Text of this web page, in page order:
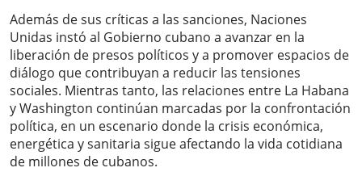
Además de sus críticas a las sanciones, Naciones
Unidas instó al Gobierno cubano a avanzar en la
liberación de presos políticos y a promover espacios de
diálogo que contribuyan a reducir las tensiones
sociales. Mientras tanto, las relaciones entre La Habana
y Washington continúan marcadas por la confrontación
política, en un escenario donde la crisis económica,
energética y sanitaria sigue afectando la vida cotidiana
de millones de cubanos.